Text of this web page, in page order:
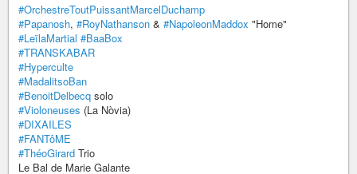
#OrchestreToutPuissantMarcelDuchamp
#Papanosh, #RoyNathanson & #NapoleonMaddox "Home"
#LeïlaMartial #BaaBox
#TRANSKABAR
#Hyperculte
#MadalitsoBan
#BenoitDelbecq solo
#Violoneuses (La Nòvia)
#DIXAILES
#FANTôME
#ThéoGirard Trio
Le Bal de Marie Galante